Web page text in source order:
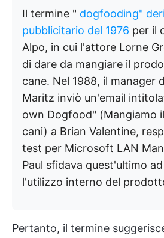
Il termine " dogfooding"
pubblicitario del 1976 per il
Alpo, in cui l'attore Lorne
di dare da mangiare il
cane. Nel 1988, il manager
Maritz inviò un'email
own Dogfood" (Mangiamo
cani) a Brian Valentine,
test per Microsoft LAN
Paul sfidava quest'ultimo
l'utilizzo interno del
Pertanto, il termine